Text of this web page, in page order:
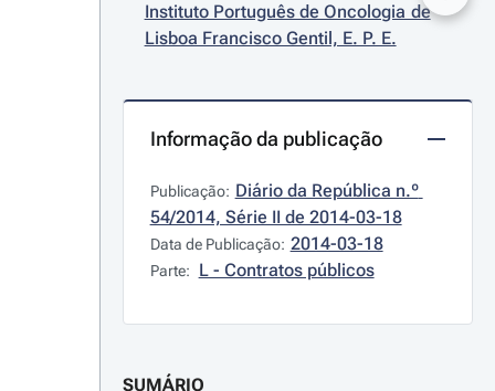
Instituto Português de Oncologia de
Lisboa Francisco Gentil, E. P. E.
Informação da publicação
Publicação: Diário da República n.º
54/2014, Série II de 2014-03-18
Data de Publicação: 2014-03-18
Parte: L - Contratos públicos
SUMÁRIO